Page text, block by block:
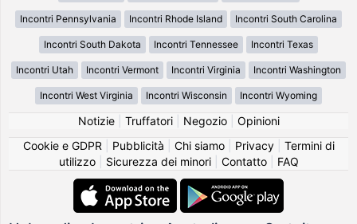
Incontri Pennsylvania Incontri Rhode Island Incontri South Carolina
Incontri South Dakota Incontri Tennessee Incontri Texas
Incontri Utah Incontri Vermont Incontri Virginia Incontri Washington
Incontri West Virginia Incontri Wisconsin Incontri Wyoming
Notizie| Truffatori| Negozio| Opinioni
Cookie e GDPR
Pubblicità Chi siamo| Privacy| Termini di
utilizzo| Sicurezza dei minori| Contatto| FAQ